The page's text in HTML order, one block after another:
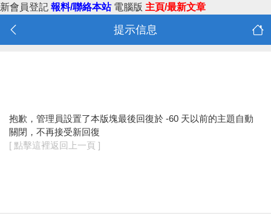
新會員登記 報料/聯絡本站 電腦版 主頁/最新文章
提示信息
抱歉，管理員設置了本版塊最後回復於 -60 天以前的主題自動
關閉，不再接受新回復
[ 點擊這裡返回上一頁 ]